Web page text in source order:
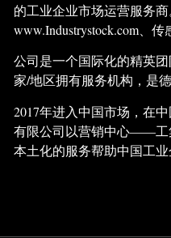
的工业企业市场运营服务
www.Industrystock.com、传
公司是一个国际化的精英
家/地区拥有服务机构，是
2017年进入中国市场，在
有限公司以营销中心——工
本土化的服务帮助中国工